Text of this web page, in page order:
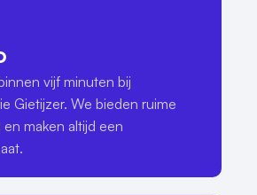
vijf minuten bij
Gietijzer. We bieden ruime
maken altijd een